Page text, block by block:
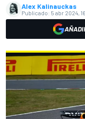
Alex Kalinauckas
Publicado: 5 abr 2024,